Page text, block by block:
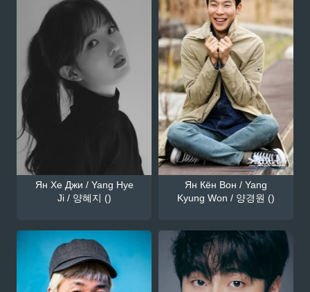
Ян Хе Джи / Yang Hye
Ji / 양혜지 ()
Ян Кён Вон / Yang
Kyung Won / 양경원 ()